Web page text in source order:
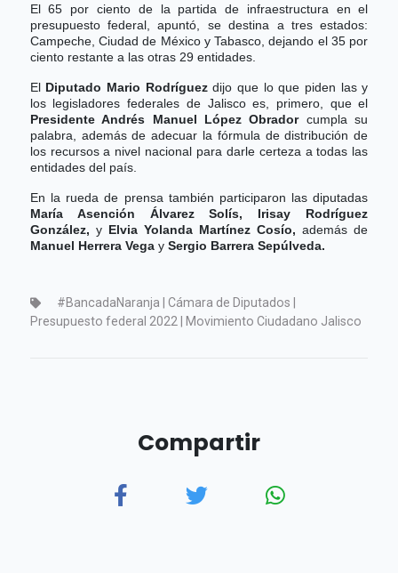
El 65 por ciento de la partida de infraestructura en el
presupuesto federal, apuntó, se destina a tres estados:
Campeche, Ciudad de México y Tabasco, dejando el 35 por
ciento restante a las otras 29 entidades.
El Diputado Mario Rodríguezdijo que lo que piden las y
los legisladores federales de Jalisco es, primero, que el
Presidente Andrés Manuel López Obrador cumpla su
palabra, además de adecuar la fórmula de distribución de
los recursos a nivel nacional para darle certeza a todas las
entidades del país.
En la rueda de prensa también participaron las diputadas
María Asención Álvarez Solís, Irisay Rodríguez
González, yElvia Yolanda Martínez Cosío,además de
Manuel Herrera Vega ySergio Barrera Sepúlveda.
#BancadaNaranja | Cámara de Diputados |
Presupuesto federal 2022 | Movimiento Ciudadano Jalisco
Compartir